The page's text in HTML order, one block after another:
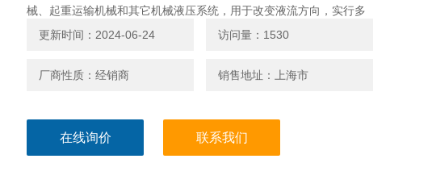
械、起重运输机械和其它机械液压系统，用于改变液流方向，实行多
个执行机构的集中控制。
更新时间：2024-06-24 访问量：1530
厂商性质：经销商 销售地址：上海市
在线询价 联系我们